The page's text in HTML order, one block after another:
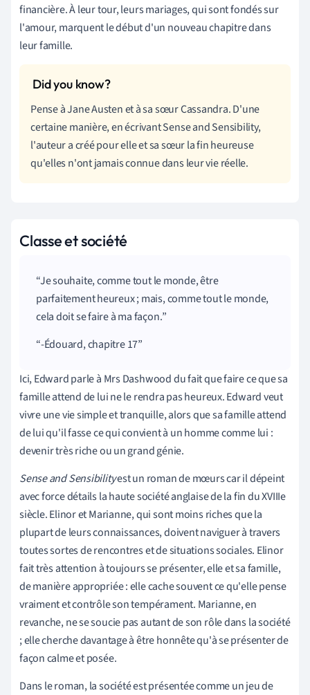
financière. À leur tour, leurs mariages, qui sont fondés sur
l'amour, marquent le début d'un nouveau chapitre dans
leur famille.
Pense à Jane Austen et à sa sœur Cassandra. D'une
certaine manière, en écrivant Sense and Sensibility,
l'auteur a créé pour elle et sa sœur la fin heureuse
qu'elles n'ont jamais connue dans leur vie réelle.
Classe et société
Je souhaite, comme tout le monde, être
parfaitement heureux ; mais, comme tout le monde,
cela doit se faire à ma façon.
-Édouard, chapitre 17
Ici, Edward parle à Mrs Dashwood du fait que faire ce que sa
famille attend de lui ne le rendra pas heureux. Edward veut
vivre une vie simple et tranquille, alors que sa famille attend
de lui qu'il fasse ce qui convient à un homme comme lui :
devenir très riche ou un grand génie.
Sense and Sensibilityest un roman de mœurs car il dépeint
avec force détails la haute société anglaise de la fin du XVIIIe
siècle. Elinor et Marianne, qui sont moins riches que la
plupart de leurs connaissances, doivent naviguer à travers
toutes sortes de rencontres et de situations sociales. Elinor
fait très attention à toujours se présenter, elle et sa famille,
de manière appropriée : elle cache souvent ce qu'elle pense
vraiment et contrôle son tempérament. Marianne, en
revanche, ne se soucie pas autant de son rôle dans la société
; elle cherche davantage à être honnête qu'à se présenter de
façon calme et posée.
Dans le roman, la société est présentée comme un jeu de